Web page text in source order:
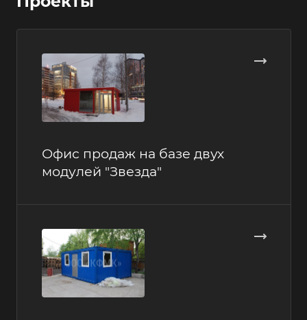
Офис продаж на базе двух
модулей "Звезда"